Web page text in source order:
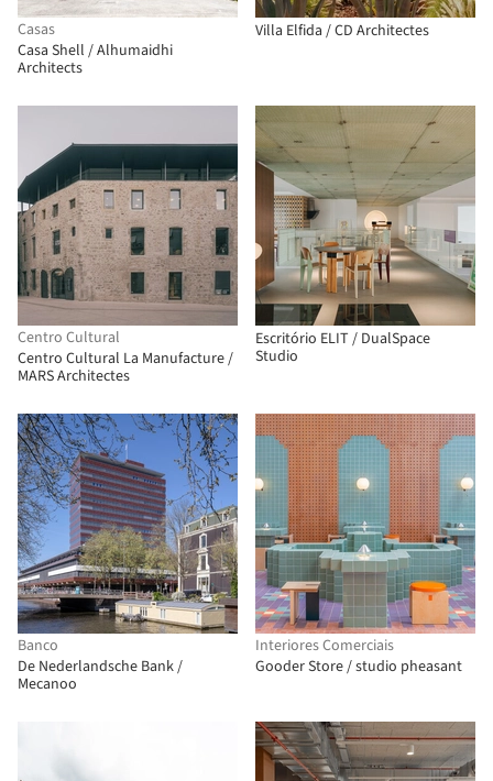
Casas
Casa Shell / Alhumaidhi
Architects
Villa Elfida / CD Architectes
Centro Cultural
Centro Cultural La Manufacture /
MARS Architectes
Escritório ELIT / DualSpace
Studio
Banco
De Nederlandsche Bank /
Mecanoo
Interiores Comerciais
Gooder Store / studio pheasant